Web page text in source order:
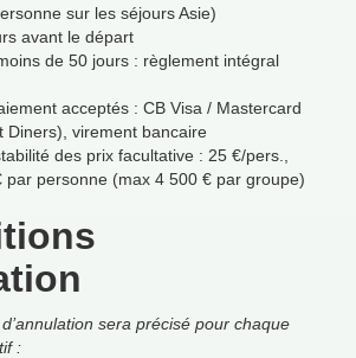
sur les séjours Asie)
avant le départ
de 50 jours : règlement intégral
acceptés : CB Visa / Mastercard
Diners), virement bancaire
é des prix facultative : 25 €/pers.,
par personne (max 4 500 € par groupe)
’annulation sera précisé pour chaque
: